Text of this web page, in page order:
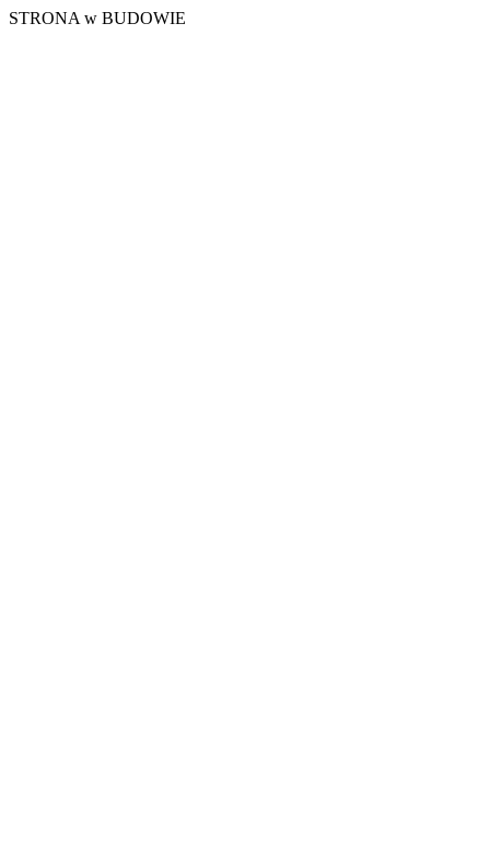
STRONA w BUDOWIE